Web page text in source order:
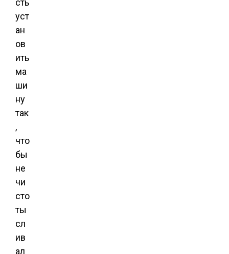
сть
уст
ан
ов
ить
ма
ши
ну
так
,
что
бы
не
чи
сто
ты
сл
ив
ал